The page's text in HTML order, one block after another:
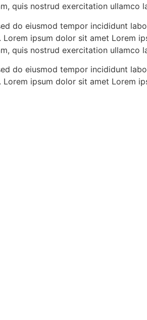
quis nostrud exercitation
do eiusmod tempor incididunt
ipsum dolor sit amet Lorem
quis nostrud exercitation
do eiusmod tempor incididunt
ipsum dolor sit amet Lorem